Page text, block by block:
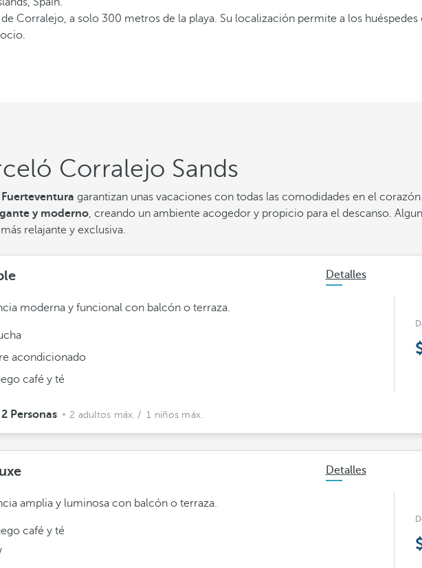
Corralejo, a solo 300 metros de la playa. Su localización permite a los
Corralejo Sands
garantizan unas vacaciones con todas las comodidades en el
y moderno, creando un ambiente acogedor y propicio para el descanso.
relajante y exclusiva.
Detalles
moderna y funcional con balcón o terraza.
acondicionado
café y té
2 Personas 2 adultos máx. / 1 niños máx.
Detalles
amplia y luminosa con balcón o terraza.
café y té